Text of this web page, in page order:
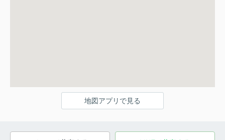
地図アプリで見る